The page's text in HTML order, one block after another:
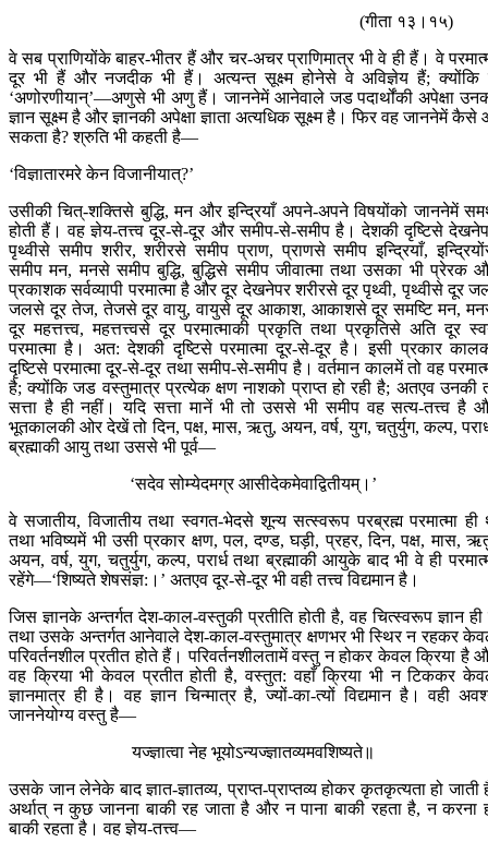
(गीता १३।१५)
वे सब प्राणियोंके बाहर-भीतर हैं और चर-अचर प्राणिमात्र भी वे ही हैं। वे
दूर भी हैं और नजदीक भी हैं। अत्यन्त सूक्ष्म होनेसे वे अविज्ञेय हैं; क्योंकि
‘अणोरणीयान्’—अणुसे भी अणु हैं। जाननेमें आनेवाले जड पदार्थोंकी अपेक्षा
ज्ञान सूक्ष्म है और ज्ञानकी अपेक्षा ज्ञाता अत्यधिक सूक्ष्म है। फिर वह जाननेमें कैसे
सकता है? श्रुति भी कहती है—
‘विज्ञातारमरे केन विजानीयात्?’
उसीकी चित्-शक्तिसे बुद्धि, मन और इन्द्रियाँ अपने-अपने विषयोंको जाननेमें
होती हैं। वह ज्ञेय-तत्त्व दूर-से-दूर और समीप-से-समीप है। देशकी दृष्टिसे
पृथ्वीसे समीप शरीर, शरीरसे समीप प्राण, प्राणसे समीप इन्द्रियाँ,
समीप मन, मनसे समीप बुद्धि, बुद्धिसे समीप जीवात्मा तथा उसका भी प्रेरक
प्रकाशक सर्वव्यापी परमात्मा है और दूर देखनेपर शरीरसे दूर पृथ्वी, पृथ्वीसे दूर
जलसे दूर तेज, तेजसे दूर वायु, वायुसे दूर आकाश, आकाशसे दूर समष्टि मन,
दूर महत्तत्त्व, महत्तत्त्वसे दूर परमात्माकी प्रकृति तथा प्रकृतिसे अति दूर
परमात्मा है। अत: देशकी दृष्टिसे परमात्मा दूर-से-दूर है। इसी प्रकार
दृष्टिसे परमात्मा दूर-से-दूर तथा समीप-से-समीप है। वर्तमान कालमें तो वह
है; क्योंकि जड वस्तुमात्र प्रत्येक क्षण नाशको प्राप्त हो रही है; अतएव उनकी
सत्ता है ही नहीं। यदि सत्ता मानें भी तो उससे भी समीप वह सत्य-तत्त्व है
भूतकालकी ओर देखें तो दिन, पक्ष, मास, ऋतु, अयन, वर्ष, युग, चतुर्युग, कल्प,
ब्रह्माकी आयु तथा उससे भी पूर्व—
‘सदेव सोम्येदमग्र आसीदेकमेवाद्वितीयम्।’
वे सजातीय, विजातीय तथा स्वगत-भेदसे शून्य सत्स्वरूप परब्रह्म परमात्मा ही
तथा भविष्यमें भी उसी प्रकार क्षण, पल, दण्ड, घड़ी, प्रहर, दिन, पक्ष, मास,
अयन, वर्ष, युग, चतुर्युग, कल्प, परार्ध तथा ब्रह्माकी आयुके बाद भी वे ही
रहेंगे—‘शिष्यते शेषसंज्ञ:।’ अतएव दूर-से-दूर भी वही तत्त्व विद्यमान है।
जिस ज्ञानके अन्तर्गत देश-काल-वस्तुकी प्रतीति होती है, वह चित्स्वरूप ज्ञान ही
तथा उसके अन्तर्गत आनेवाले देश-काल-वस्तुमात्र क्षणभर भी स्थिर न रहकर
परिवर्तनशील प्रतीत होते हैं। परिवर्तनशीलतामें वस्तु न होकर केवल क्रिया है
वह क्रिया भी केवल प्रतीत होती है, वस्तुत: वहाँ क्रिया भी न टिककर
ज्ञानमात्र ही है। वह ज्ञान चिन्मात्र है, ज्यों-का-त्यों विद्यमान है। वही
जाननेयोग्य वस्तु है—
यज्ज्ञात्वा नेह भूयोऽन्यज्ज्ञातव्यमवशिष्यते॥
उसके जान लेनेके बाद ज्ञात-ज्ञातव्य, प्राप्त-प्राप्तव्य होकर कृतकृत्यता हो जाती
अर्थात् न कुछ जानना बाकी रह जाता है और न पाना बाकी रहता है, न करना
बाकी रहता है। वह ज्ञेय-तत्त्व—